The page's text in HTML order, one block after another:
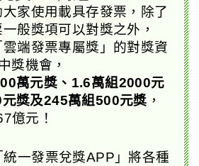
家使用載具存發票，除了
般獎項可以對獎之外，
端發票專屬獎」的對獎資
獎機會，
萬元獎、1.6萬組2000元
獎及245萬組500元獎 ，
億元！
一發票兌獎APP」將各種